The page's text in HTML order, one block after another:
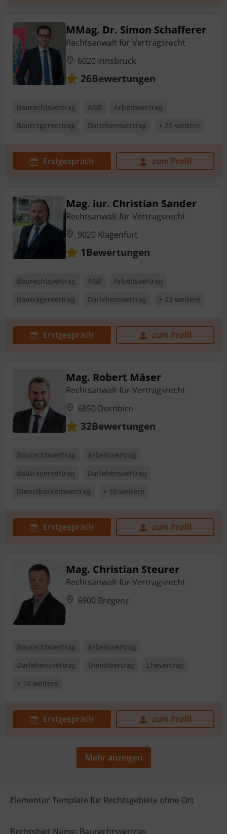
MMag. Dr. Simon Schafferer
Rechtsanwalt für Vertragsrecht
6020 Innsbruck
26Bewertungen
Baurechtsvertrag AGB
Arbeitsvertrag
Bauträgervertrag
Darlehensvertrag + 25 weitere
Erstgespräch zum Profil
Mag. iur. Christian Sander
Rechtsanwalt für Vertragsrecht
9020 Klagenfurt
1Bewertungen
Baurechtsvertrag AGB
Arbeitsvertrag
Bauträgervertrag
Darlehensvertrag + 23 weitere
Erstgespräch zum Profil
Mag. Robert Mäser
Rechtsanwalt für Vertragsrecht
6850 Dornbirn
32Bewertungen
Baurechtsvertrag
Arbeitsvertrag
Bauträgervertrag
Darlehensvertrag
Dienstbarkeitsvertrag
+ 10 weitere
Erstgespräch zum Profil
Mag. Christian Steurer
Rechtsanwalt für Vertragsrecht
6900 Bregenz
Baurechtsvertrag
Arbeitsvertrag
Darlehensvertrag
Dienstvertrag
Ehevertrag
+ 10 weitere
Erstgespräch zum Profil
Mehr anzeigen
Elementor Template für Rechtsgebiete ohne Ort
Rechtsbiet Name: Baurechtsvertrag